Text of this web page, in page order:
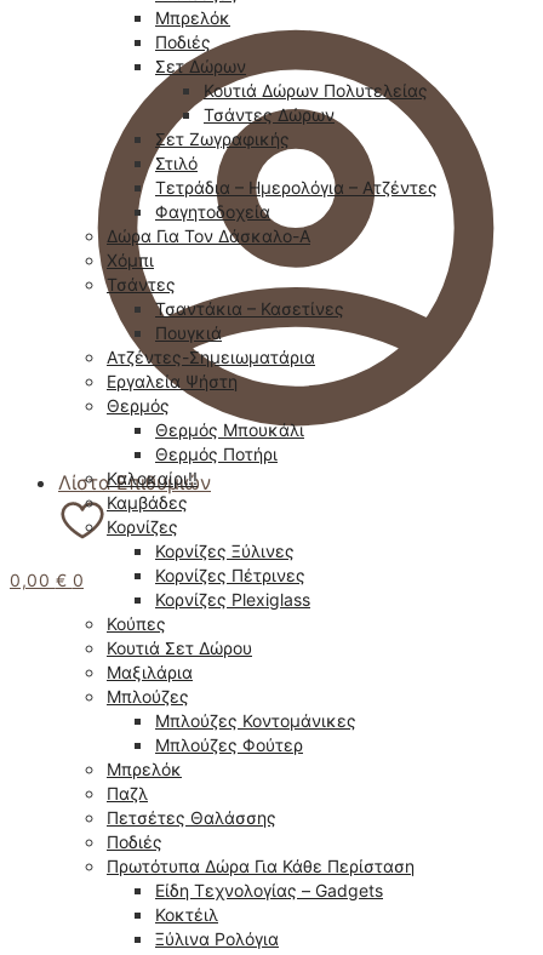
Λίστα Επιθυμιών
0,00 € 0
Μπρελόκ
Ποδιές
Σετ Δώρων
Κουτιά Δώρων Πολυτελείας
Τσάντες Δώρων
Σετ Ζωγραφικής
Στιλό
Τετράδια – Ημερολόγια – Ατζέντες
Φαγητοδοχεία
Δώρα Για Τον Δάσκαλο-Α
Χόμπι
Τσάντες
Τσαντάκια – Κασετίνες
Πουγκιά
Ατζέντες-Σημειωματάρια
Εργαλεία Ψήστη
Θερμός
Θερμός Μπουκάλι
Θερμός Ποτήρι
Καλοκαίρι!!
Καμβάδες
Κορνίζες
Κορνίζες Ξύλινες
Κορνίζες Πέτρινες
Κορνίζες Plexiglass
Κούπες
Κουτιά Σετ Δώρου
Μαξιλάρια
Μπλούζες
Μπλούζες Κοντομάνικες
Μπλούζες Φούτερ
Μπρελόκ
Παζλ
Πετσέτες Θαλάσσης
Ποδιές
Πρωτότυπα Δώρα Για Κάθε Περίσταση
Είδη Τεχνολογίας – Gadgets
Κοκτέιλ
Ξύλινα Ρολόγια